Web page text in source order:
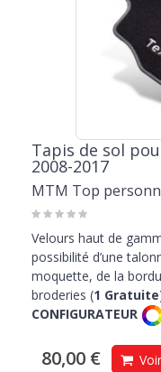
Tapis de sol
2008-2017
MTM Top
Velours haut de
possibilité d’une
moquette, de la
broderies (1 Gratuite
CONFIGURATEUR
80,00 €